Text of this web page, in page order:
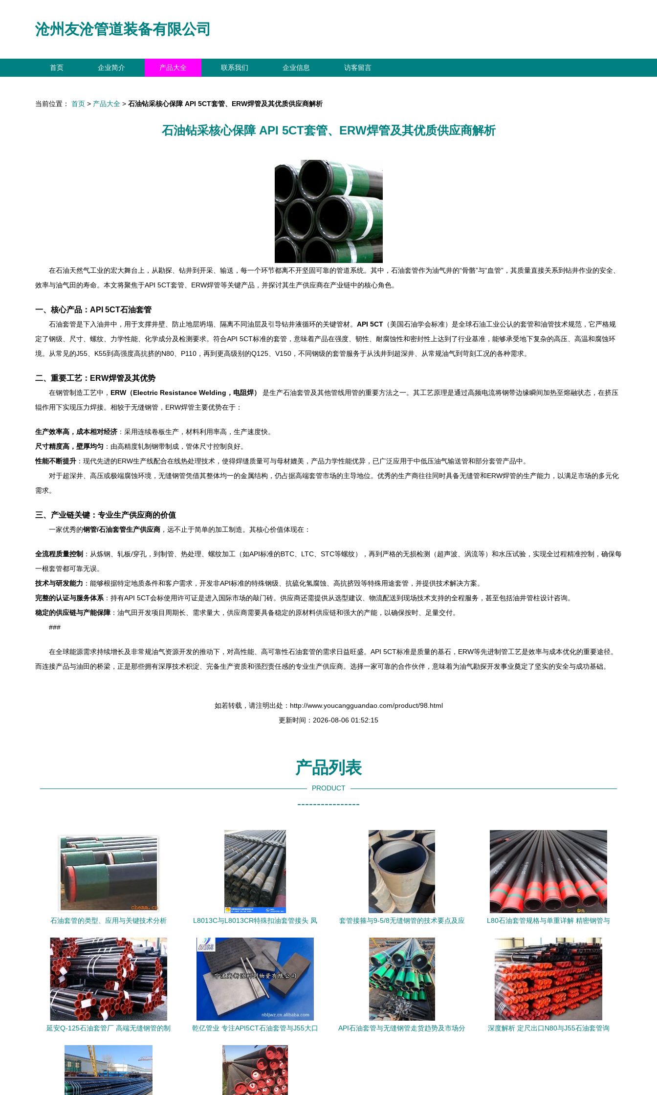
沧州友沧管道装备有限公司
首页 企业简介 产品大全 联系我们 企业信息 访客留言
当前位置： 首页 > 产品大全 > 石油钻采核心保障 API 5CT套管、ERW焊管及其优质供应商解析
石油钻采核心保障 API 5CT套管、ERW焊管及其优质供应商解析
在石油天然气工业的宏大舞台上，从勘探、钻井到开采、输送，每一个环节都离不开坚固可靠的管道系统。其中，石油套管作为油气井的“骨骼”与“血管”，其质量直接关系到钻井作业的安全、
效率与油气田的寿命。本文将聚焦于API 5CT套管、ERW焊管等关键产品，并探讨其生产供应商在产业链中的核心角色。
一、核心产品：API 5CT石油套管
石油套管是下入油井中，用于支撑井壁、防止地层坍塌、隔离不同油层及引导钻井液循环的关键管材。 API 5CT （美国石油学会标准）是全球石油工业公认的套管和油管技术规范，它严格规
定了钢级、尺寸、螺纹、力学性能、化学成分及检测要求。符合API 5CT标准的套管，意味着产品在强度、韧性、耐腐蚀性和密封性上达到了行业基准，能够承受地下复杂的高压、高温和腐蚀环
境。从常见的J55、K55到高强度高抗挤的N80、P110，再到更高级别的Q125、V150，不同钢级的套管服务于从浅井到超深井、从常规油气到苛刻工况的各种需求。
二、重要工艺：ERW焊管及其优势
在钢管制造工艺中， ERW（Electric Resistance Welding，电阻焊）
是生产石油套管及其他管线用管的重要方法之一。其工艺原理是通过高频电流将钢带边缘瞬间加热至熔融状态，在挤压
辊作用下实现压力焊接。相较于无缝钢管，ERW焊管主要优势在于：
生产效率高，成本相对经济 ：采用连续卷板生产，材料利用率高，生产速度快。
尺寸精度高，壁厚均匀 ：由高精度轧制钢带制成，管体尺寸控制良好。
性能不断提升 ：现代先进的ERW生产线配合在线热处理技术，使得焊缝质量可与母材媲美，产品力学性能优异，已广泛应用于中低压油气输送管和部分套管产品中。
对于超深井、高压或极端腐蚀环境，无缝钢管凭借其整体均一的金属结构，仍占据高端套管市场的主导地位。优秀的生产商往往同时具备无缝管和ERW焊管的生产能力，以满足市场的多元化
需求。
三、产业链关键：专业生产供应商的价值
一家优秀的钢管/石油套管生产供应商 ，远不止于简单的加工制造。其核心价值体现在：
全流程质量控制 ：从炼钢、轧板/穿孔，到制管、热处理、螺纹加工（如API标准的BTC、LTC、STC等螺纹），再到严格的无损检测（超声波、涡流等）和水压试验，实现全过程精准控制，确保每
一根套管都可靠无误。
技术与研发能力 ：能够根据特定地质条件和客户需求，开发非API标准的特殊钢级、抗硫化氢腐蚀、高抗挤毁等特殊用途套管，并提供技术解决方案。
完整的认证与服务体系 ：持有API 5CT会标使用许可证是进入国际市场的敲门砖。供应商还需提供从选型建议、物流配送到现场技术支持的全程服务，甚至包括油井管柱设计咨询。
稳定的供应链与产能保障 ：油气田开发项目周期长、需求量大，供应商需要具备稳定的原材料供应链和强大的产能，以确保按时、足量交付。
###
在全球能源需求持续增长及非常规油气资源开发的推动下，对高性能、高可靠性石油套管的需求日益旺盛。API 5CT标准是质量的基石，ERW等先进制管工艺是效率与成本优化的重要途径。
而连接产品与油田的桥梁，正是那些拥有深厚技术积淀、完备生产资质和强烈责任感的专业生产供应商。选择一家可靠的合作伙伴，意味着为油气勘探开发事业奠定了坚实的安全与成功基础。
如若转载，请注明出处：http://www.youcangguandao.com/product/98.html
更新时间：2026-08-06 01:52:15
产品列表
PRODUCT
----------------
石油套管的类型、应用与关键技术分析
L8013C与L8013CR特殊扣油套管接头 凤
套管接箍与9-5/8无缝钢管的技术要点及应
L80石油套管规格与单重详解 精密钢管与
延安Q-125石油套管厂 高端无缝钢管的制
乾亿管业 专注API5CT石油套管与J55大口
API石油套管与无缝钢管走货趋势及市场分
深度解析 定尺出口N80与J55石油套管询